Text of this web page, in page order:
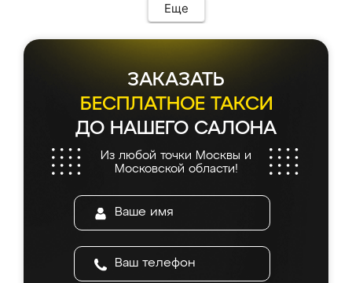
Еще
ЗАКАЗАТЬ
БЕСПЛАТНОЕ ТАКСИ
ДО НАШЕГО САЛОНА
Из любой точки Москвы и
Московской области!